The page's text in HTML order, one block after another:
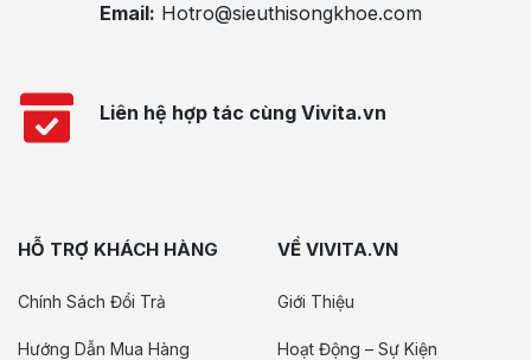
Email: Hotro@sieuthisongkhoe.com
Liên hệ hợp tác cùng Vivita.vn
HỖ TRỢ KHÁCH HÀNG
Chính Sách Đổi Trả
Hướng Dẫn Mua Hàng
VỀ VIVITA.VN
Giới Thiệu
Hoạt Động – Sự Kiện